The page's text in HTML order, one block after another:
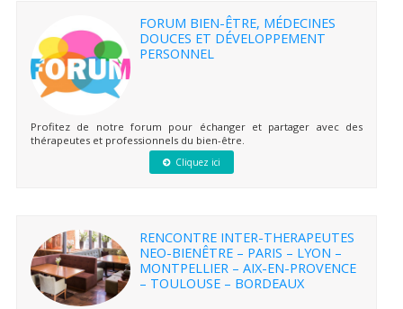
FORUM BIEN-ÊTRE, MÉDECINES
DOUCES ET DÉVELOPPEMENT
PERSONNEL
Profitez de notre forum pour échanger et partager avec des
thérapeutes et professionnels du bien-être.
Cliquez ici
RENCONTRE INTER-THERAPEUTES
NEO-BIENÊTRE – PARIS – LYON –
MONTPELLIER – AIX-EN-PROVENCE
– TOULOUSE – BORDEAUX